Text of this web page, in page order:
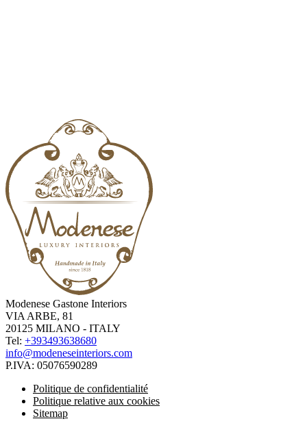
Modenese Gastone Interiors
VIA ARBE, 81
20125 MILANO - ITALY
Tel: +393493638680
info@modeneseinteriors.com
P.IVA: 05076590289
Politique de confidentialité
Politique relative aux cookies
Sitemap